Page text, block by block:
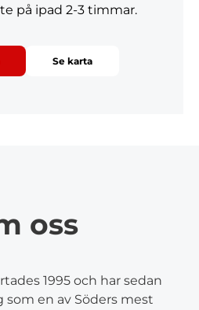
på ipad 2-3 timmar.
Se karta
oss
1995 och har sedan
som en av Söders mest